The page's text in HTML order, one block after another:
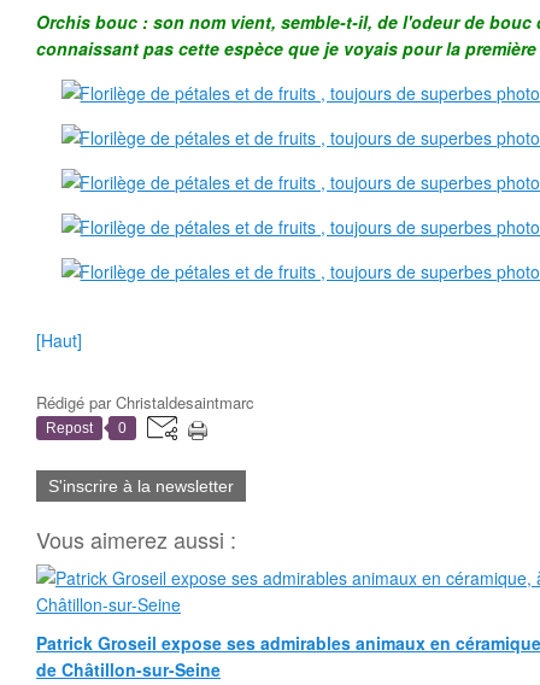
Orchis bouc : son nom vient, semble-t-il, de l'odeur de bouc
connaissant pas cette espèce que je voyais pour la
[Haut]
Rédigé parChristaldesaintmarc
Repost 0
S'inscrire à la newsletter
Vous aimerez aussi :
Patrick Groseil expose ses admirables animaux en
de Châtillon-sur-Seine